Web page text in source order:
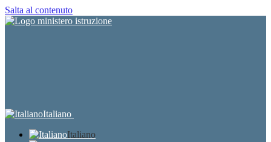
Salta al contenuto
Italiano
Italiano